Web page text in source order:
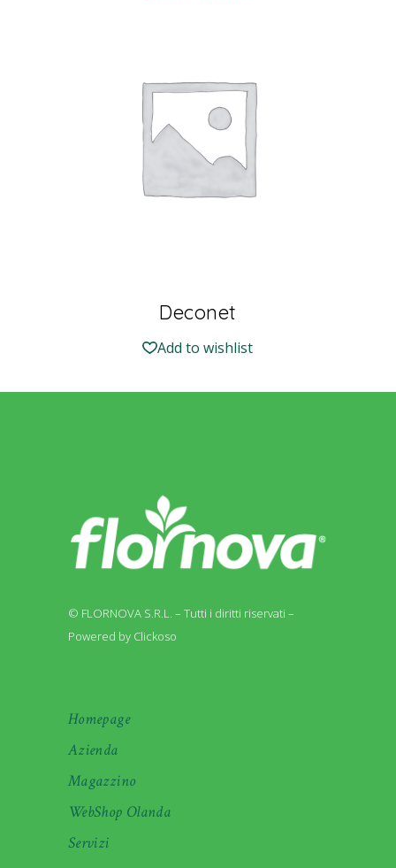
Deconet
Add to wishlist
© FLORNOVA S.R.L. – Tutti i diritti riservati –
Powered by Clickoso
Homepage
Azienda
Magazzino
WebShop Olanda
Servizi